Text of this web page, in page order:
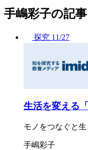
手嶋彩子の記事
探究 11/27
生活を変える
モノをつなぐと
手嶋彩子